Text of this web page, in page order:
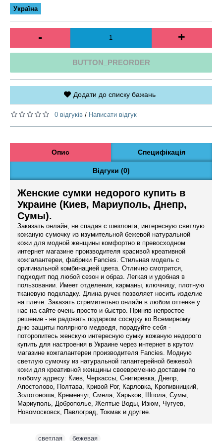
Україна
- +
BUTTON_PREORDER
Додати до списку бажань
0 відгуків / Написати відгук
Опис Специфікація
Відгуки (0)
Женские сумки недорого купить в
Украине (Киев, Мариуполь, Днепр,
Сумы).
Заказать онлайн, не спадая с шезлонга, интересную светлую
кожаную сумочку из изумительной бежевой натуральной
кожи для модной женщины комфортно в превосходном
интернет магазине производителя красивой креативной
кожгалантереи, фабрики Fancies. Cтильная модель с
оригинальной комбинацией цвета. Отлично смотрится,
подходит под любой сезон и образ. Легкая и удобная в
пользовании. Имеет отделения, карманы, ключницу, плотную
тканевую подкладку. Длина ручек позволяет носить изделие
на плече. Заказать стремительно онлайн в любом оттенке у
нас на сайте очень просто и быстро. Приняв непростое
решение - не радовать подарком соседку ко Всемирному
дню защиты полярного медведя, порадуйте себя -
поторопитесь женскую интересную сумку кожаную недорого
купить для настроения в Украине через интернет в крутом
магазине кожгалантереи производителя Fancies. Модную
светлую сумочку из натуральной галантерейной бежевой
кожи для креативной женщины своевременно доставим по
любому адресу: Киев, Черкассы, Снигиревка, Днепр,
Апостолово, Полтава, Кривой Рог, Карловка, Кропивницкий,
Золотоноша, Кременчуг, Смела, Харьков, Шпола, Сумы,
Мариуполь, Доброполье, Желтые Воды, Изюм, Чугуев,
Новомосковск, Павлоград, Токмак и другие.
светлая бежевая